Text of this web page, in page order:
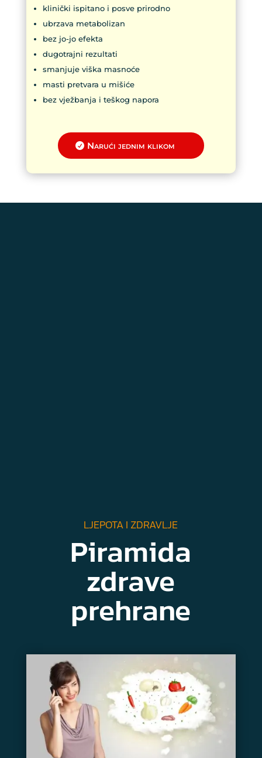
klinički ispitano i posve prirodno
ubrzava metabolizan
bez jo-jo efekta
dugotrajni rezultati
smanjuje viška masnoće
masti pretvara u mišiće
bez vježbanja i teškog napora
Narući jednim klikom
LJEPOTA I ZDRAVLJE
Piramida
zdrave
prehrane